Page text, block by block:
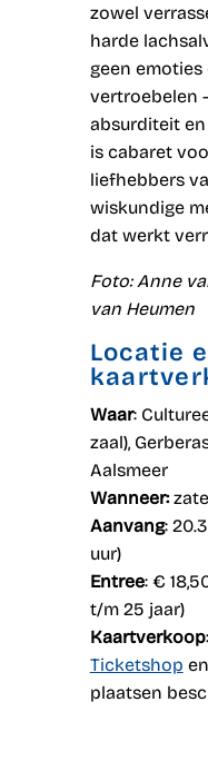
zowel
harde
geen emoties
vertroebelen
absurditeit
is cabaret
liefhebbers
wiskundige
dat werkt
Foto: Anne
van Heumen
Locatie
Waar:
zaal),
Aalsmeer
Wanneer:
Aanvang:
uur)
Entree: €
t/m 25 jaar)
Kaartverkoop
Ticketshop
plaatsen